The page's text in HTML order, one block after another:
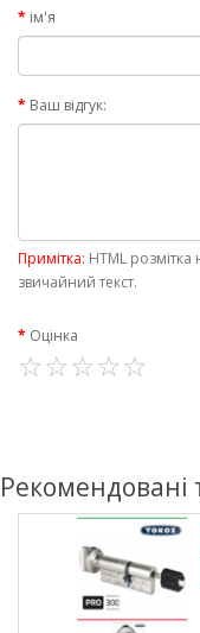
ім'я
Ваш відгук:
Примітка: HTML
звичайний текст.
Оцінка
Рекомендовані